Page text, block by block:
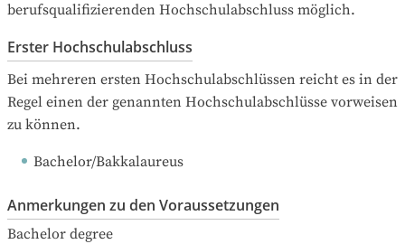
berufsqualifizierenden Hochschulabschluss möglich.
Erster Hochschulabschluss
Bei mehreren ersten Hochschulabschlüssen reicht es in der
Regel einen der genannten Hochschulabschlüsse vorweisen
zu können.
Bachelor/Bakkalaureus
Anmerkungen zu den Voraussetzungen
Bachelor degree